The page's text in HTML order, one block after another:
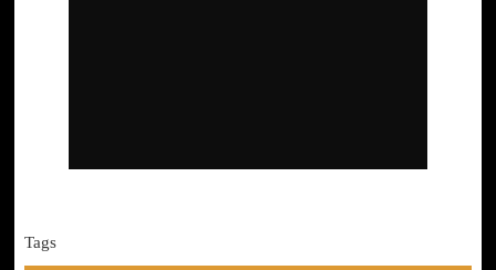
Tags